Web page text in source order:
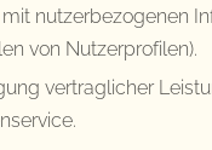
mit nutzerbezogenen
von Nutzerprofilen).
vertraglicher